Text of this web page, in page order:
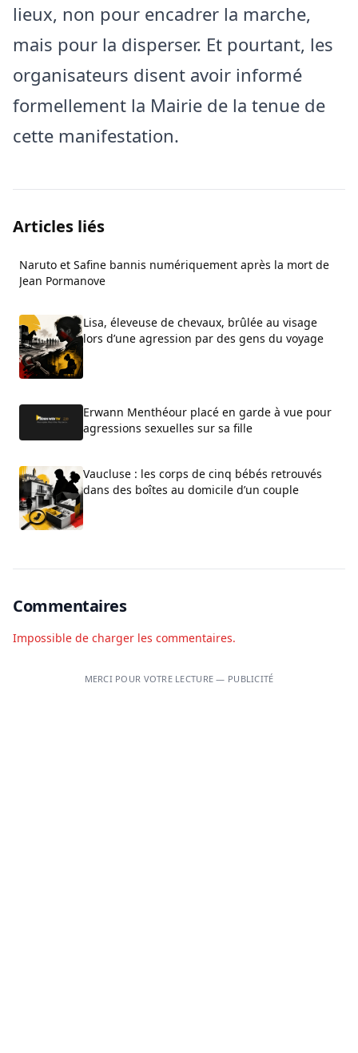
lieux, non pour encadrer la marche,
mais pour la disperser. Et pourtant, les
organisateurs disent avoir informé
formellement la Mairie de la tenue de
cette manifestation.
Articles liés
Naruto et Safine bannis numériquement après la mort de
Jean Pormanove
Lisa, éleveuse de chevaux, brûlée au visage
lors d’une agression par des gens du voyage
Erwann Menthéour placé en garde à vue pour
agressions sexuelles sur sa fille
Vaucluse : les corps de cinq bébés retrouvés
dans des boîtes au domicile d’un couple
Commentaires
Impossible de charger les commentaires.
MERCI POUR VOTRE LECTURE — PUBLICITÉ